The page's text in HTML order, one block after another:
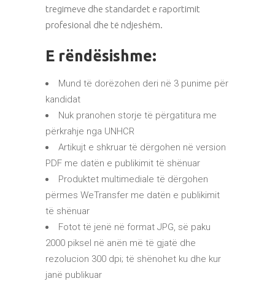
tregimeve dhe standardet e raportimit
profesional dhe të ndjeshëm.
E rëndësishme:
Mund të dorëzohen deri në 3 punime për
kandidat
Nuk pranohen storje të përgatitura me
përkrahje nga UNHCR
Artikujt e shkruar të dërgohen në version
PDF me datën e publikimit të shënuar
Produktet multimediale të dërgohen
përmes WeTransfer me datën e publikimit
të shënuar
Fotot të jenë në format JPG, së paku
2000 piksel në anën më të gjatë dhe
rezolucion 300 dpi; të shënohet ku dhe kur
janë publikuar